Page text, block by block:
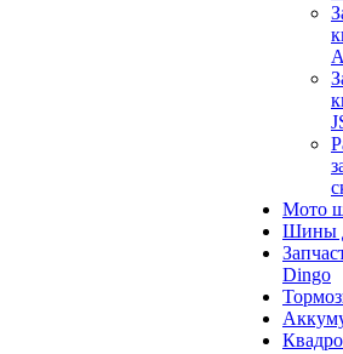
Мото
Шины
Dingo